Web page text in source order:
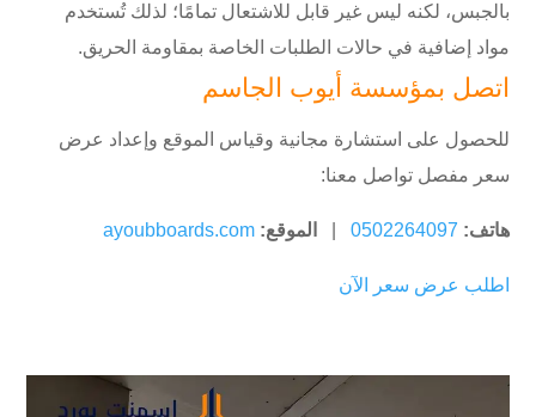
بالجبس، لكنه ليس غير قابل للاشتعال تمامًا؛ لذلك تُستخدم
مواد إضافية في حالات الطلبات الخاصة بمقاومة الحريق.
اتصل بمؤسسة أيوب الجاسم
للحصول على استشارة مجانية وقياس الموقع وإعداد عرض
سعر مفصل تواصل معنا:
هاتف: 0502264097 الموقع: ayoubboards.com
اطلب عرض سعر الآن